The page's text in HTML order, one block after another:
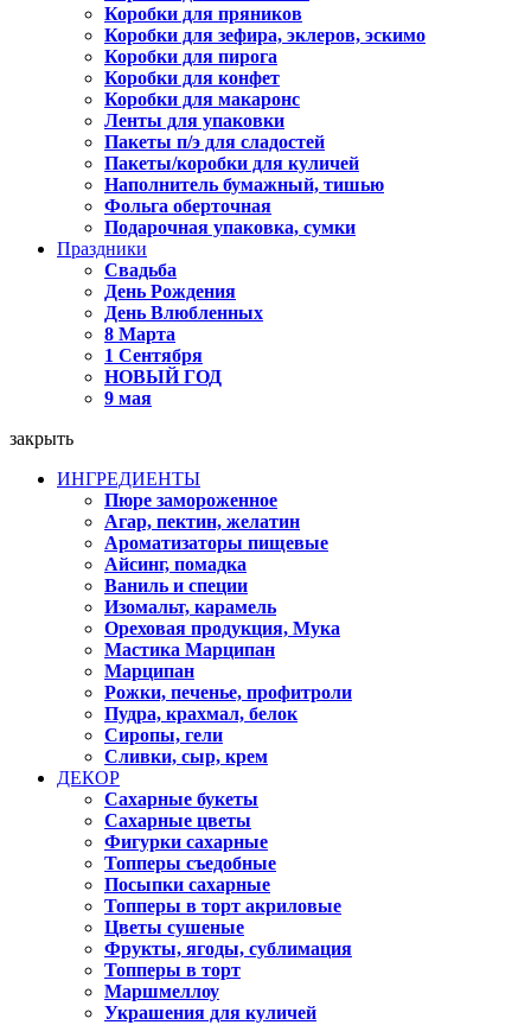
Коробки для пряников
Коробки для зефира, эклеров, эскимо
Коробки для пирога
Коробки для конфет
Коробки для макаронс
Ленты для упаковки
Пакеты п/э для сладостей
Пакеты/коробки для куличей
Наполнитель бумажный, тишью
Фольга оберточная
Подарочная упаковка, сумки
Праздники
Свадьба
День Рождения
День Влюбленных
8 Марта
1 Сентября
НОВЫЙ ГОД
9 мая
закрыть
ИНГРЕДИЕНТЫ
Пюре замороженное
Агар, пектин, желатин
Ароматизаторы пищевые
Айсинг, помадка
Ваниль и специи
Изомальт, карамель
Ореховая продукция, Мука
Мастика Марципан
Марципан
Рожки, печенье, профитроли
Пудра, крахмал, белок
Сиропы, гели
Сливки, сыр, крем
ДЕКОР
Сахарные букеты
Сахарные цветы
Фигурки сахарные
Топперы съедобные
Посыпки сахарные
Топперы в торт акриловые
Цветы сушеные
Фрукты, ягоды, сублимация
Топперы в торт
Маршмеллоу
Украшения для куличей